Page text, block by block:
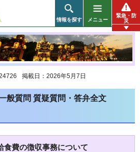
情報を探す メニュー
緊急・防
災
掲載日：2026年5月7日
般質問 質疑質問・答弁全文
食費の徴収事務について